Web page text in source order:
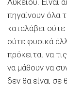
πηγαίνουν όλα
καταλάβει
ούτε φυσικά
πρόκειται να
να μάθουν να
δεν θα είναι σε